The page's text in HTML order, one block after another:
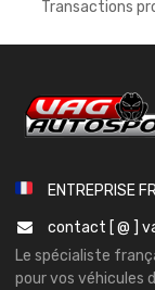
Transactions
ENTREPRISE
contact [ @ ]
Le spécialiste
pour vos véhicules